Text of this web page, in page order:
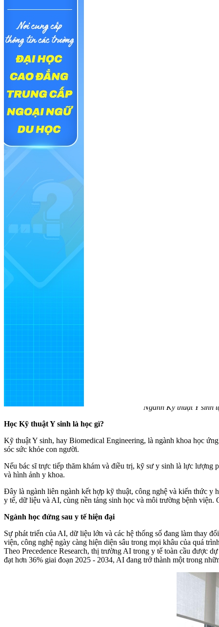
10/06/2026 01:37 GMT+7
Thúc đẩy hợp tác quốc phòng Australia - Việt Nam thông qua
Phụ huynh hiện đại chọn gì: Học phí kỳ đầu hay trường đồng
Từ thiết bị chẩn đoán hình ảnh, hệ thống
hiện đại đang vận hành dựa trên sự kết
thuật Y sinh, những người góp phần thiết
Ngành Kỹ thuật Y sinh
Học Kỹ thuật Y sinh là học gì?
Kỹ thuật Y sinh, hay Biomedical Engineering, là ngành khoa học
sóc sức khỏe con người.
Nếu bác sĩ trực tiếp thăm khám và điều trị, kỹ sư y sinh là lực lượng
và hình ảnh y khoa.
Đây là ngành liên ngành kết hợp kỹ thuật, công nghệ và kiến thức
y tế, dữ liệu và AI, cùng nền tảng sinh học và môi trường bệnh
Ngành học đứng sau y tế hiện đại
Sự phát triển của AI, dữ liệu lớn và các hệ thống số đang làm thay
viện, công nghệ ngày càng hiện diện sâu trong mọi khâu của quá
Theo Precedence Research, thị trường AI trong y tế toàn cầu được
đạt hơn 36% giai đoạn 2025 - 2034, AI đang trở thành một trong